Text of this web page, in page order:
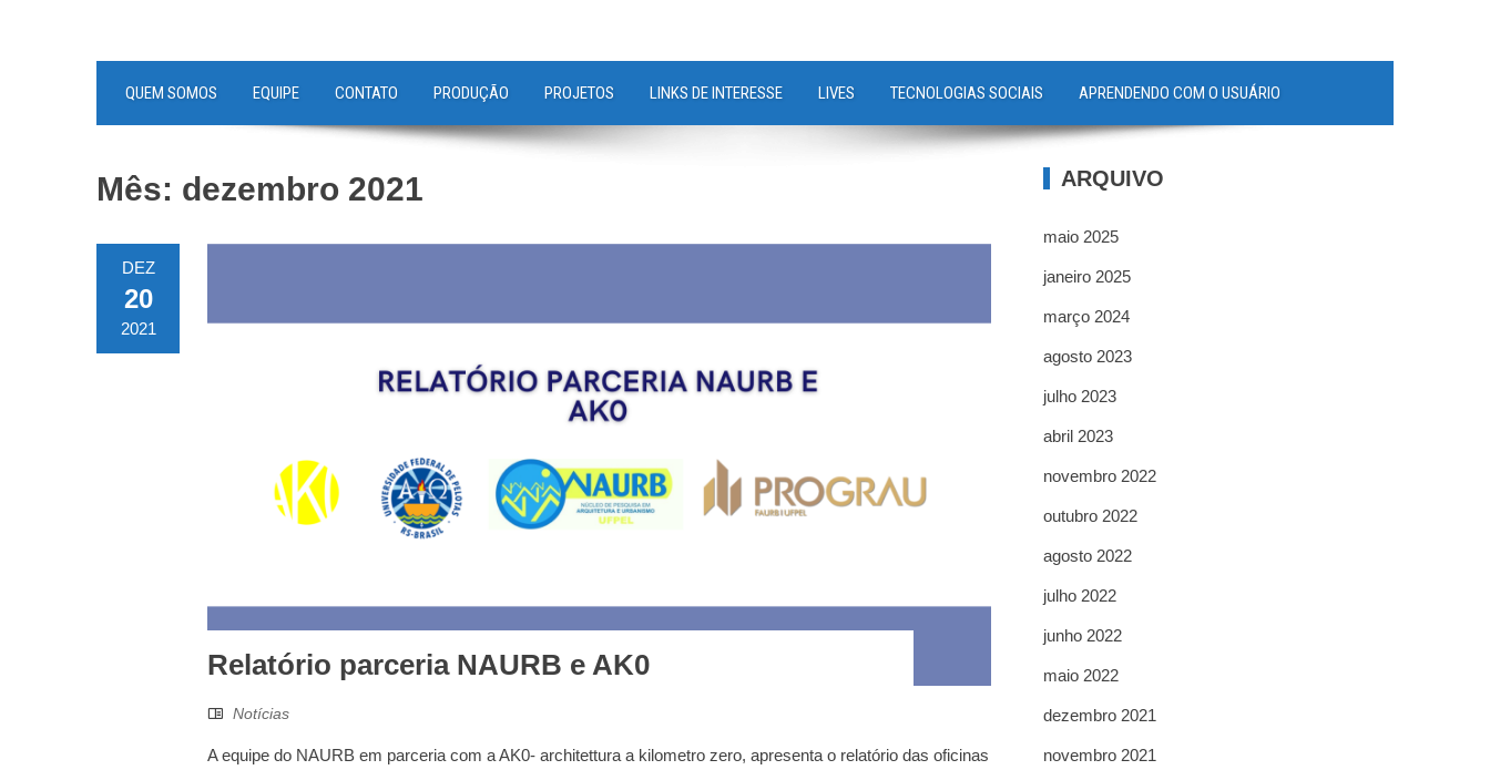
QUEM SOMOS EQUIPE CONTATO PRODUÇÃO PROJETOS LINKS DE INTERESSE LIVES TECNOLOGIAS SOCIAIS APRENDENDO COM O USUÁRIO
Mês: dezembro 2021
DEZ
20
2021
Relatório parceria NAURB e AK0
Notícias
A equipe do NAURB em parceria com a AK0- architettura a kilometro zero, apresenta o relatório das oficinas
ARQUIVO
maio 2025
janeiro 2025
março 2024
agosto 2023
julho 2023
abril 2023
novembro 2022
outubro 2022
agosto 2022
julho 2022
junho 2022
maio 2022
dezembro 2021
novembro 2021